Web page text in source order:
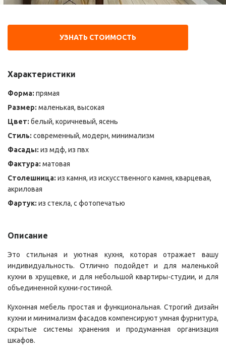
УЗНАТЬ СТОИМОСТЬ
Характеристики
Форма: прямая
Размер: маленькая, высокая
Цвет: белый, коричневый, ясень
Стиль: современный, модерн, минимализм
Фасады: из мдф, из пвх
Фактура: матовая
Столешница: из камня, из искусственного камня, кварцевая,
акриловая
Фартук: из стекла, с фотопечатью
Описание
Это стильная и уютная кухня, которая отражает вашу
индивидуальность. Отлично подойдет и для маленькой
кухни в хрущевке, и для небольшой квартиры-студии, и для
объединенной кухни-гостиной.
Кухонная мебель простая и функциональная. Строгий дизайн
кухни и минимализм фасадов компенсируют умная фурнитура,
скрытые системы хранения и продуманная организация
шкафов.